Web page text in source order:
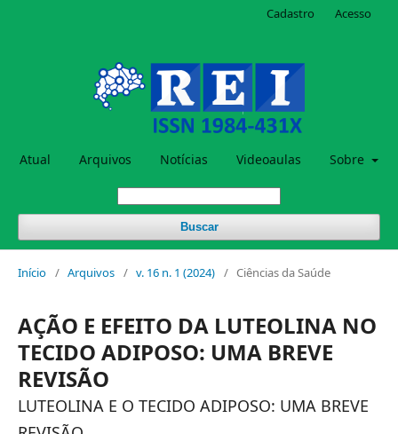
Atual Arquivos Notícias Videoaulas Sobre
Buscar
Cadastro Acesso
Início / Arquivos / v. 16 n. 1 (2024) / Ciências da Saúde
AÇÃO E EFEITO DA LUTEOLINA NO
TECIDO ADIPOSO: UMA BREVE
REVISÃO
LUTEOLINA E O TECIDO ADIPOSO: UMA BREVE